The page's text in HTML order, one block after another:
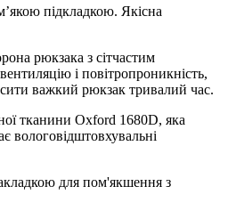
підкладкою. Якісна
рюкзака з сітчастим
і повітропроникність,
важкий рюкзак тривалий час.
тканини Oxford 1680D, яка
вологовідштовхувальні
для пом'якшення з